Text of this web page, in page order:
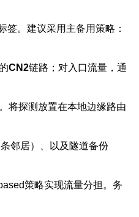
签。建议采用主备用策略：
CN2链路；对入口流量，通
将探测放置在本地边缘路由
邻居）、以及隧道备份
策略实现流量分担。务